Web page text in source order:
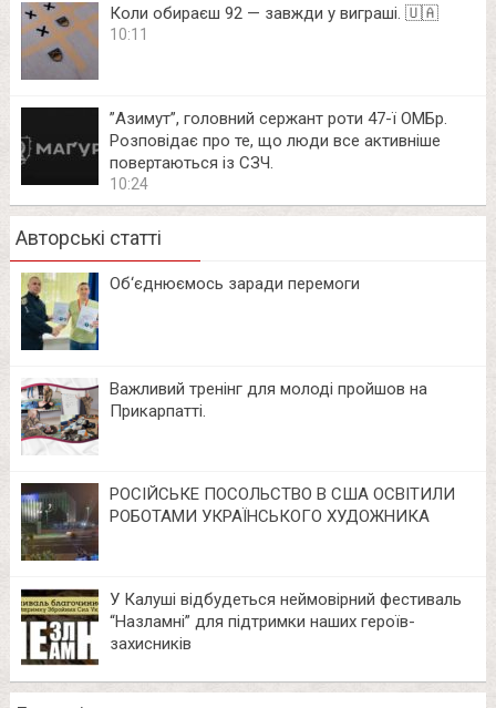
Коли обираєш 92 — завжди у виграші. 🇺🇦
10:11
⁨”Азимут”, головний сержант роти 47-ї ОМБр.
Розповідає про те, що люди все активніше
повертаються із СЗЧ.
10:24
Авторські статті
Об‘єднюємось заради перемоги
Важливий тренінг для молоді пройшов на
Прикарпатті.
РОСІЙСЬКЕ ПОСОЛЬСТВО В США ОСВІТИЛИ
РОБОТАМИ УКРАЇНСЬКОГО ХУДОЖНИКА
У Калуші відбудеться неймовірний фестиваль
“Назламні” для підтримки наших героїв-
захисників